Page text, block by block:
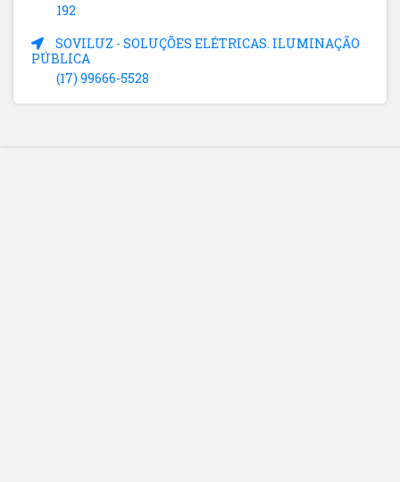
192
SOVILUZ - SOLUÇÕES ELÉTRICAS. ILUMINAÇÃO
PÚBLICA
(17) 99666-5528